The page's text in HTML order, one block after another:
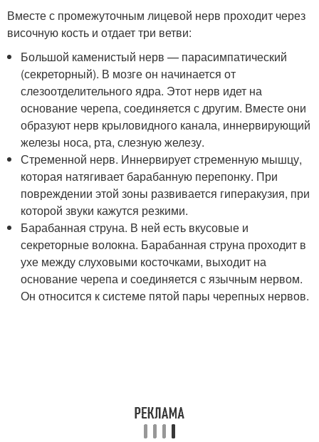
Вместе с промежуточным лицевой нерв проходит через
височную кость и отдает три ветви:
Большой каменистый нерв — парасимпатический
(секреторный). В мозге он начинается от
слезоотделительного ядра. Этот нерв идет на
основание черепа, соединяется с другим. Вместе они
образуют нерв крыловидного канала, иннервирующий
железы носа, рта, слезную железу.
Стременной нерв. Иннервирует стременную мышцу,
которая натягивает барабанную перепонку. При
повреждении этой зоны развивается гиперакузия, при
которой звуки кажутся резкими.
Барабанная струна. В ней есть вкусовые и
секреторные волокна. Барабанная струна проходит в
ухе между слуховыми косточками, выходит на
основание черепа и соединяется с язычным нервом.
Он относится к системе пятой пары черепных нервов.